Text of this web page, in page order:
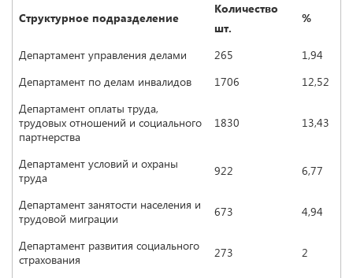
Структурное подразделение
Количество
шт.
%
Департамент управления делами 265
1,94
Департамент по делам инвалидов
1706
12,52
Департамент оплаты труда,
трудовых отношений и социального
партнерства
1830 13,43
Департамент условий и охраны
труда
922 6,77
Департамент занятости населения и
трудовой миграции
673 4,94
Департамент развития социального
страхования
273 2